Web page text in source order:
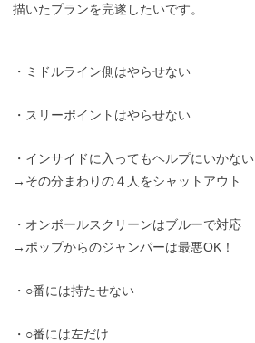
描いたプランを完遂したいです。
・ミドルライン側はやらせない
・スリーポイントはやらせない
・インサイドに入ってもヘルプにいかない
→その分まわりの４人をシャットアウト
・オンボールスクリーンはブルーで対応
→ポップからのジャンパーは最悪OK！
・○番には持たせない
・○番には左だけ